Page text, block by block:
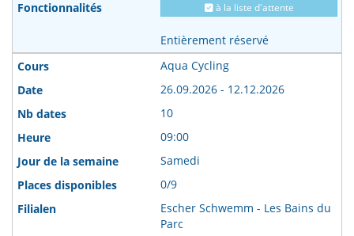
à la liste d'attente
Entièrement réservé
Aqua Cycling
26.09.2026 - 12.12.2026
10
09:00
Samedi
0/9
Escher Schwemm - Les Bains du
Parc